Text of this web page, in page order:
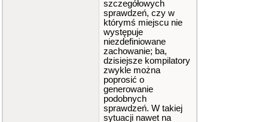
szczegółowych
sprawdzeń, czy w
którymś miejscu nie
występuje
niezdefiniowane
zachowanie; ba,
dzisiejsze kompilatory
zwykle można
poprosić o
generowanie
podobnych
sprawdzeń. W takiej
sytuacji nawet na